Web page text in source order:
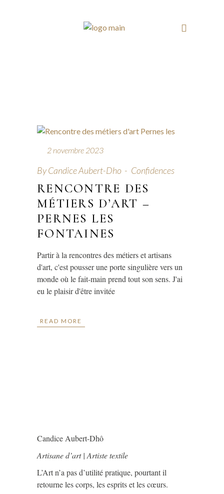
2 novembre 2023
ByCandice Aubert-Dho Confidences
RENCONTRE DES
MÉTIERS D’ART –
PERNES LES
FONTAINES
Partir à la rencontres des métiers et artisans
d'art, c'est pousser une porte singulière vers un
monde où le fait-main prend tout son sens. J'ai
eu le plaisir d'être invitée
READ MORE
Candice Aubert-Dhô
Artisane d’art | Artiste textile
L’Art n’a pas d’utilité pratique, pourtant il
retourne les corps, les esprits et les cœurs.